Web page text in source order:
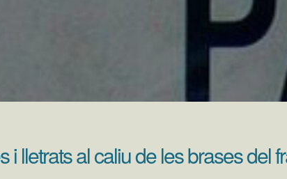
i lletrats al caliu de les brases del